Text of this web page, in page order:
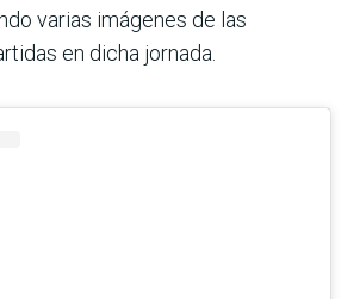
varias imágenes de las
en dicha jornada.